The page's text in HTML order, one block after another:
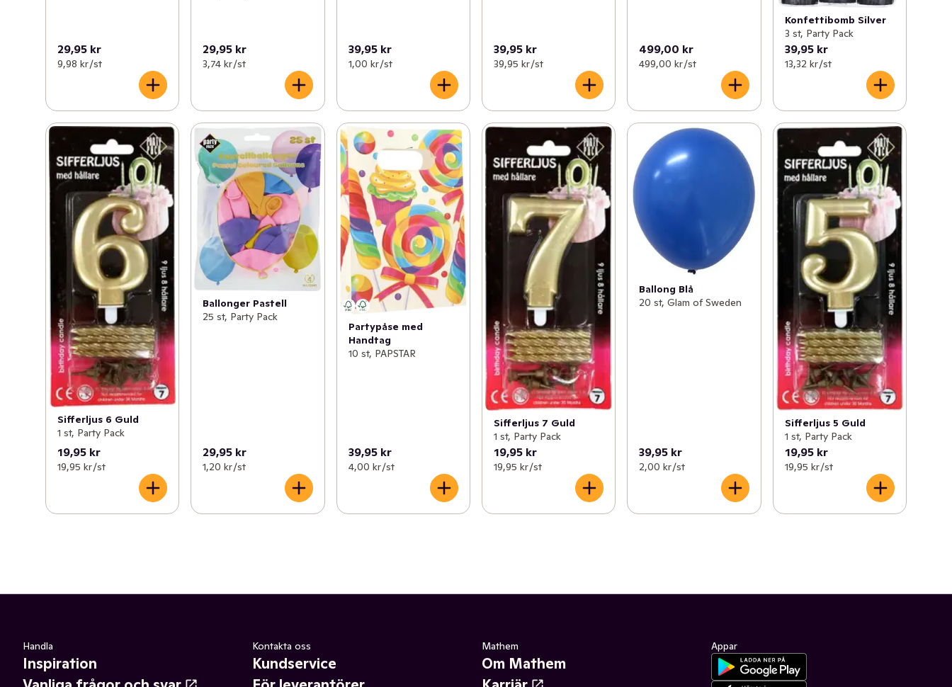
29,95 kr
9,98 kr /st
29,95 kr
3,74 kr /st
39,95 kr
1,00 kr /st
39,95 kr
39,95 kr /st
499,00 kr
499,00 kr /st
Konfettibomb Silver
3 st, Party Pack
39,95 kr
13,32 kr /st
Sifferljus 6 Guld
1 st, Party Pack
19,95 kr
19,95 kr /st
Ballonger Pastell
25 st, Party Pack
29,95 kr
1,20 kr /st
Partypåse med
Handtag
10 st, PAPSTAR
39,95 kr
4,00 kr /st
Sifferljus 7 Guld
1 st, Party Pack
19,95 kr
19,95 kr /st
Ballong Blå
20 st, Glam of Sweden
39,95 kr
2,00 kr /st
Sifferljus 5 Guld
1 st, Party Pack
19,95 kr
19,95 kr /st
Handla
Inspiration
Kontakta oss
Kundservice
Mathem
Om Mathem
Appar